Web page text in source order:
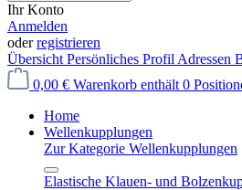
Ihr Konto
Anmelden
oderregistrieren
Übersicht Persönliches Profil Adressen
0,00 € Warenkorb enthält 0
Home
Wellenkupplungen
Zur Kategorie Wellenkupplungen
Elastische Klauen- und